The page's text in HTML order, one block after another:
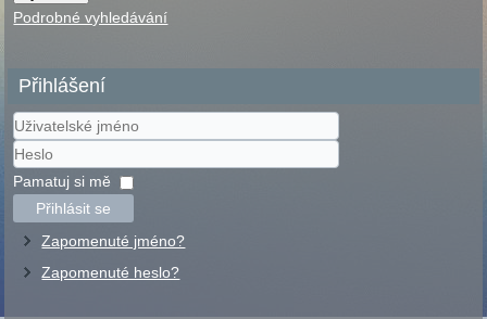
Podrobné vyhledávání
Přihlášení
Uživatelské
jméno
Heslo
Pamatuj si mě
Přihlásit se
Zapomenuté jméno?
Zapomenuté heslo?